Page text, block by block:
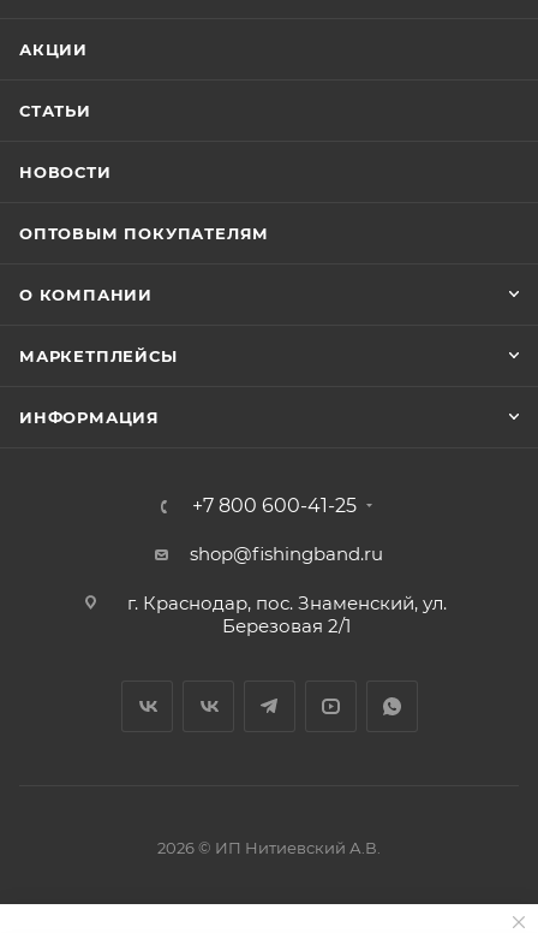
АКЦИИ
СТАТЬИ
НОВОСТИ
ОПТОВЫМ ПОКУПАТЕЛЯМ
О КОМПАНИИ
МАРКЕТПЛЕЙСЫ
ИНФОРМАЦИЯ
+7 800 600-41-25
shop@fishingband.ru
г. Краснодар, пос. Знаменский, ул.
Березовая 2/1
2026 © ИП Нитиевский А.В.